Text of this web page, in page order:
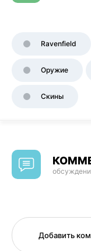
Ravenfield
Оружие
Скины
Добавить